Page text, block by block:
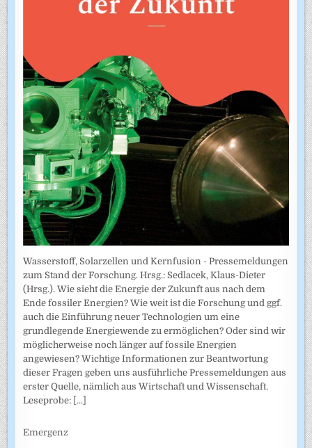
Wasserstoff, Solarzellen und Kernfusion - Pressemeldungen
zum Stand der Forschung. Hrsg.: Sedlacek, Klaus-Dieter
(Hrsg.). Wie sieht die Energie der Zukunft aus nach dem
Ende fossiler Energien? Wie weit ist die Forschung und ggf.
auch die Einführung neuer Technologien um eine
grundlegende Energiewende zu ermöglichen? Oder sind wir
möglicherweise noch länger auf fossile Energien
angewiesen? Wichtige Informationen zur Beantwortung
dieser Fragen geben uns ausführliche Pressemeldungen aus
erster Quelle, nämlich aus Wirtschaft und Wissenschaft.
Leseprobe: [...]
Emergenz